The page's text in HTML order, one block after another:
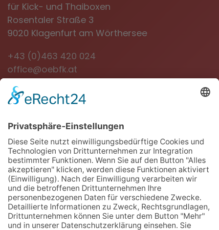
für Kick- und Thaiboxen
Rosentaler Straße 3
9020 Klagenfurt am Wörthersee
+43 (0)463 420 024
office@oebfk.at
NEWSLETTER
Jetzt anmelden